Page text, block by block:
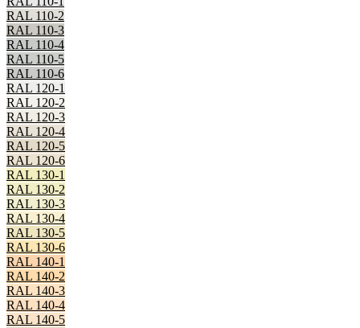
RAL 110-2
RAL 110-3
RAL 110-4
RAL 110-5
RAL 110-6
RAL 120-1
RAL 120-2
RAL 120-3
RAL 120-4
RAL 120-5
RAL 120-6
RAL 130-1
RAL 130-2
RAL 130-3
RAL 130-4
RAL 130-5
RAL 130-6
RAL 140-1
RAL 140-2
RAL 140-3
RAL 140-4
RAL 140-5